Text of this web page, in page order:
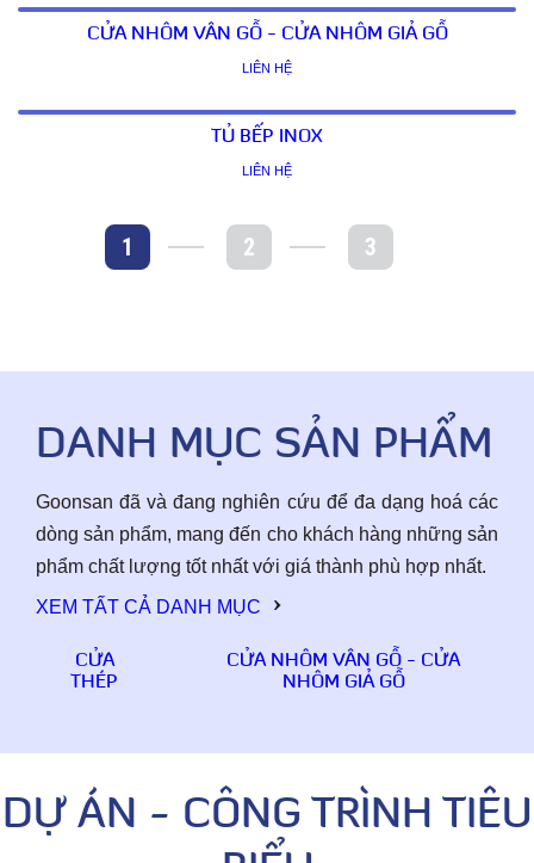
CỬA NHÔM VÂN GỖ - CỬA NHÔM GIẢ GỖ
LIÊN HỆ
TỦ BẾP INOX
LIÊN HỆ
1 2 3
DANH MỤC SẢN PHẨM
Goonsan đã và đang nghiên cứu để đa dạng hoá các
dòng sản phẩm, mang đến cho khách hàng những sản
phẩm chất lượng tốt nhất với giá thành phù hợp nhất.
XEM TẤT CẢ DANH MỤC
CỬA
THÉP
CỬA NHÔM VÂN GỖ - CỬA
NHÔM GIẢ GỖ
DỰ ÁN - CÔNG TRÌNH TIÊU